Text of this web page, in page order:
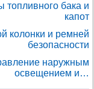
топливного бака и
капот
колонки и ремней
безопасности
наружным
освещением и…